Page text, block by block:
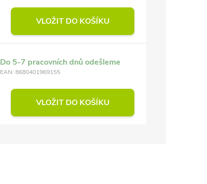
VLOŽIT DO KOŠÍKU
Do 5-7 pracovních dnů odešleme
EAN: 8680401969155
VLOŽIT DO KOŠÍKU